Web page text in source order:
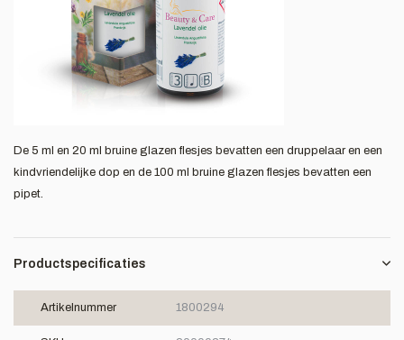
De 5 ml en 20 ml bruine glazen flesjes bevatten een druppelaar en een
kindvriendelijke dop en de 100 ml bruine glazen flesjes bevatten een
pipet.
Productspecificaties
Artikelnummer 1800294